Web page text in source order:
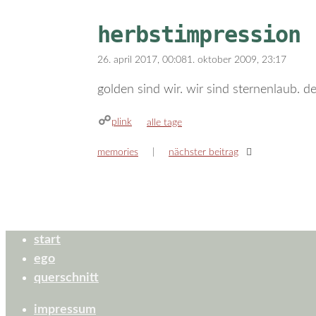
herbstimpression
26. april 2017, 00:081. oktober 2009, 23:17
golden sind wir. wir sind sternenlaub.
plink kategorien
alle tage
memories nächster beitrag
start
ego
querschnitt
impressum